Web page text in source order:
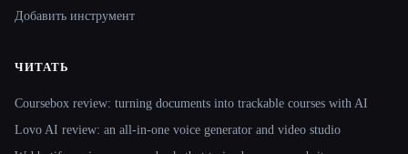
Добавить инструмент
ЧИТАТЬ
Coursebox review: turning documents into trackable courses with AI
Lovo AI review: an all-in-one voice generator and video studio